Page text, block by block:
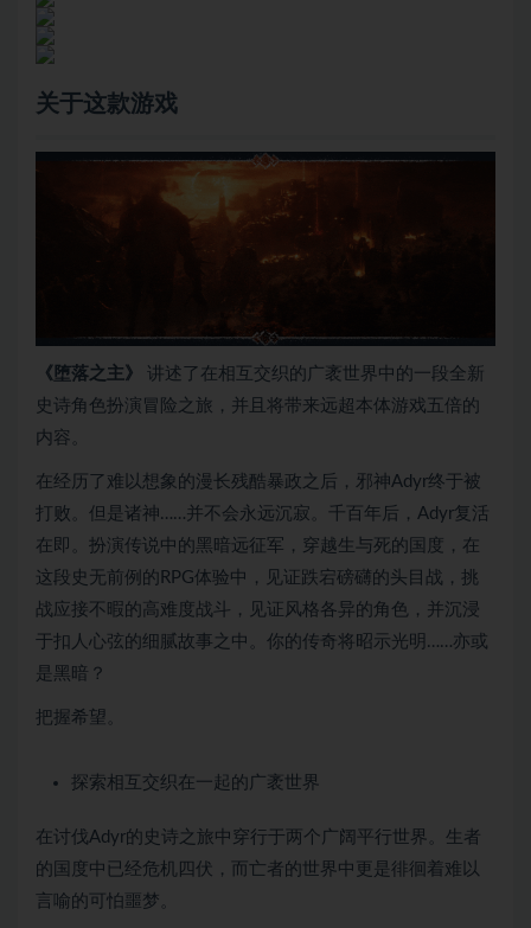
关于这款游戏
《堕落之主》
讲述了在相互交织的广袤世界中的一段全新
史诗角色扮演冒险之旅，并且将带来远超本体游戏五倍的
内容。
在经历了难以想象的漫长残酷暴政之后，邪神Adyr终于被
打败。但是诸神……并不会永远沉寂。千百年后，Adyr复活
在即。扮演传说中的黑暗远征军，穿越生与死的国度，在
这段史无前例的RPG体验中，见证跌宕磅礴的头目战，挑
战应接不暇的高难度战斗，见证风格各异的角色，并沉浸
于扣人心弦的细腻故事之中。你的传奇将昭示光明……亦或
是黑暗？
把握希望。
探索相互交织在一起的广袤世界
在讨伐Adyr的史诗之旅中穿行于两个广阔平行世界。生者
的国度中已经危机四伏，而亡者的世界中更是徘徊着难以
言喻的可怕噩梦。